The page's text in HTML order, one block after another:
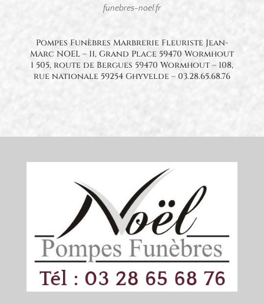
funebres-noel.fr
Pompes Funèbres Marbrerie Fleuriste Jean-
Marc NOEL – 11, Grand Place 59470 Wormhout
1 505, route de Bergues 59470 Wormhout – 108,
rue nationale 59254 Ghyvelde – 03.28.65.68.76